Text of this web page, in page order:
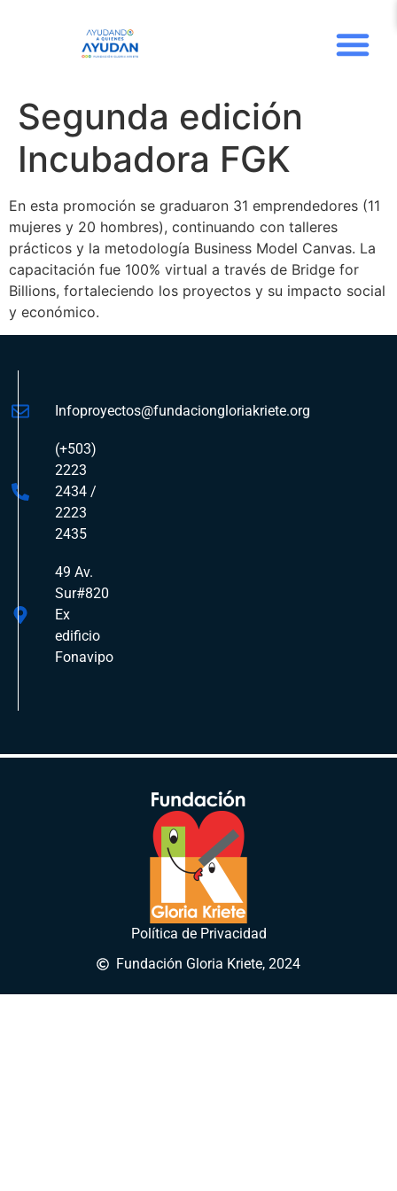
Segunda edición
Incubadora FGK
En esta promoción se graduaron 31 emprendedores (11
mujeres y 20 hombres), continuando con talleres
prácticos y la metodología Business Model Canvas. La
capacitación fue 100% virtual a través de Bridge for
Billions, fortaleciendo los proyectos y su impacto social
y económico.
Infoproyectos@fundaciongloriakriete.org
(+503)
2223
2434 /
2223
2435
49 Av.
Sur#820
Ex
edificio
Fonavipo
Política de Privacidad
Fundación Gloria Kriete, 2024